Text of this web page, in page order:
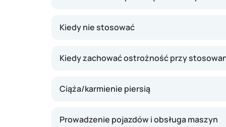
kurację, żeby infekcja nie wróciła.
Kiedy nie stosować
Kiedy zachować ostrożność przy
Ciąża/karmienie piersią
Prowadzenie pojazdów i obsługa maszyn